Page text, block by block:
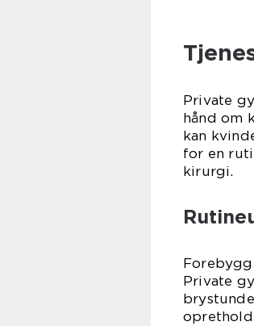
Private
hånd om
kan
for en
kirurgi.
Private